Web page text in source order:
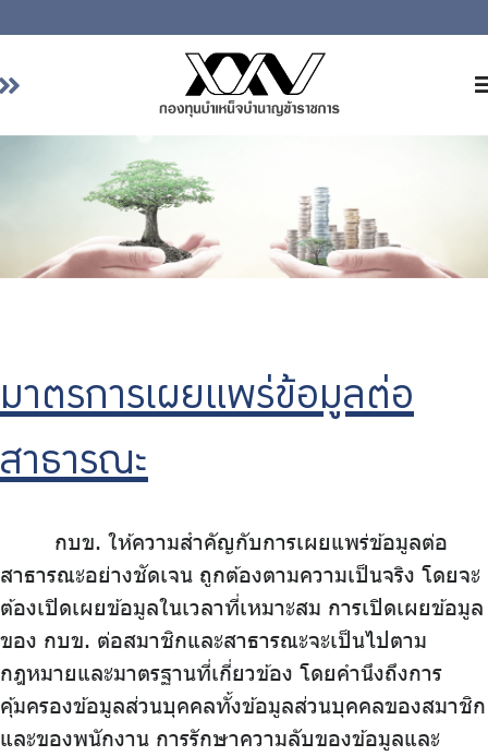
เกี่ยวกับ กบข.
ลงทุน
รายงานผลการดำเนินงาน
จัดซื้อจัดจ้าง
ร่วมงานกับเรา
มาตรการเผยแพร่ข้อมูลต่อ
สาธารณะ
กบข. ให้ความสำคัญกับการเผยแพร่ข้อมูลต่อ
สาธารณะอย่างชัดเจน ถูกต้องตามความเป็นจริง โดยจะ
ต้องเปิดเผยข้อมูลในเวลาที่เหมาะสม การเปิดเผยข้อมูล
ของ กบข. ต่อสมาชิกและสาธารณะจะเป็นไปตาม
กฎหมายและมาตรฐานที่เกี่ยวข้อง โดยคำนึงถึงการ
คุ้มครองข้อมูลส่วนบุคคลทั้งข้อมูลส่วนบุคคลของสมาชิก
และของพนักงาน การรักษาความลับของข้อมูลและ